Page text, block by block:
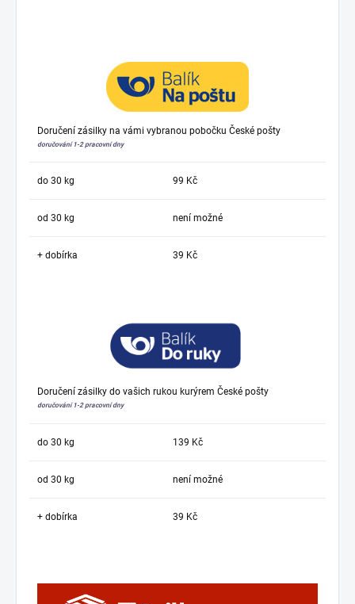
Doručení zásilky na vámi vybranou pobočku České pošty
doručování 1-2 pracovní dny
do 30 kg 99 Kč
od 30 kg není možné
+ dobírka 39 Kč
Doručení zásilky do vašich rukou kurýrem České pošty
doručování 1-2 pracovní dny
do 30 kg 139 Kč
od 30 kg není možné
+ dobírka 39 Kč